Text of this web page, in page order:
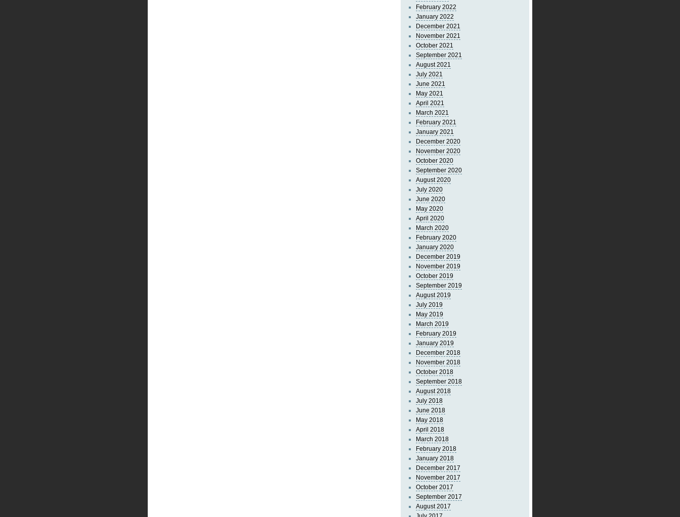
February 2022
January 2022
December 2021
November 2021
October 2021
September 2021
August 2021
July 2021
June 2021
May 2021
April 2021
March 2021
February 2021
January 2021
December 2020
November 2020
October 2020
September 2020
August 2020
July 2020
June 2020
May 2020
April 2020
March 2020
February 2020
January 2020
December 2019
November 2019
October 2019
September 2019
August 2019
July 2019
May 2019
March 2019
February 2019
January 2019
December 2018
November 2018
October 2018
September 2018
August 2018
July 2018
June 2018
May 2018
April 2018
March 2018
February 2018
January 2018
December 2017
November 2017
October 2017
September 2017
August 2017